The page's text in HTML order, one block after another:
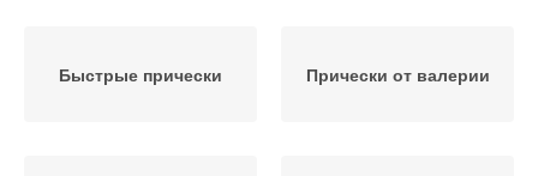
Быстрые прически Прически от валерии